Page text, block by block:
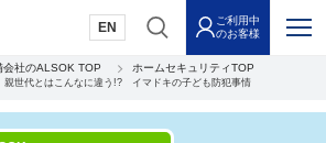
EN
ご利用中
のお客様
会社のALSOK TOP
ホームセキュリティTOP
親世代とはこんなに違う!? イマドキの子ども防犯事情